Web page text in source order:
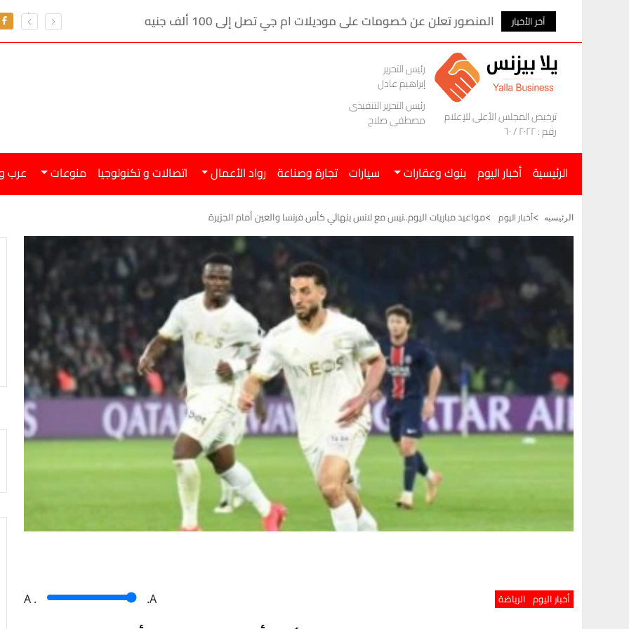
آخر الأخبار المنصور تعلن عن خصومات على موديلات ام جي تصل إلى 100 ألف جنيه
ترخيص المجلس الأعلى للإعلام
رقم : ٢٠٢٢ / ٦٠
رئيس التحرير
إبراهيم عادل
رئيس التحرير التنفيذى
مصطفى صلاح
الرئيسية أخبار اليوم بنوك وعقارات سيارات تجارة وصناعة رواد الأعمال اتصالات و تكنولوجيا منوعات عرب
الرئيسيه أخبار اليوم مواعيد مباريات اليوم..نيس مع لانس بنهائي كأس فرنسا والعين أمام الجزيرة
أخبار اليوم الرياضة A . .A